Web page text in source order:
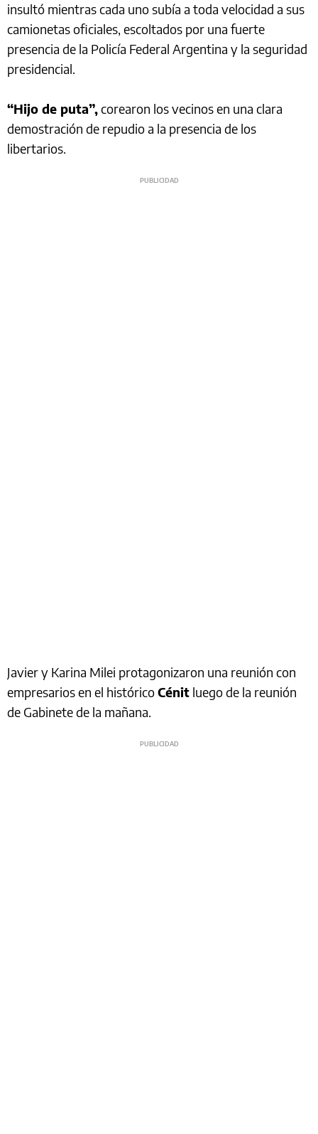
insultó mientras cada uno subía a toda velocidad a sus
camionetas oficiales, escoltados por una fuerte
presencia de la Policía Federal Argentina y la seguridad
presidencial.
“Hijo de puta”,corearon los vecinos en una clara
demostración de repudio a la presencia de los
libertarios.
Javier y Karina Milei protagonizaron una reunión con
empresarios en el históricoCénit luego de la reunión
de Gabinete de la mañana.